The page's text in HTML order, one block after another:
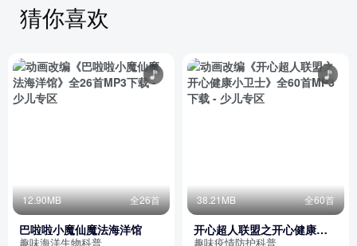
猜你喜欢
12.90MB 全26首
巴啦啦小魔仙魔法海洋馆
趣味海洋生物科普
38.21MB 全60首
开心超人联盟之开心健康小
卫士
趣味疫情防护科普